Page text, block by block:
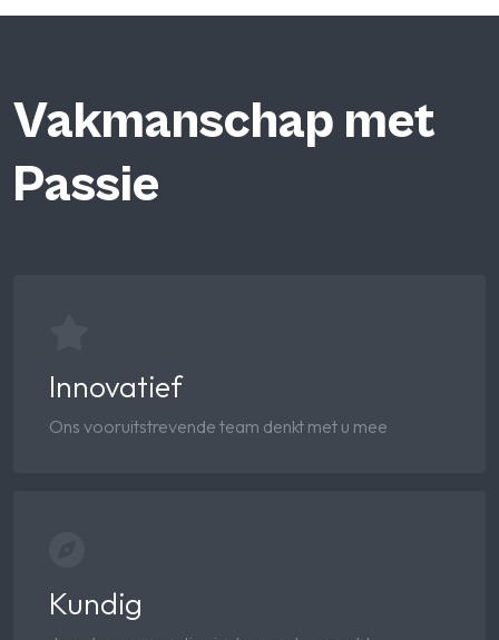
Vakmanschap met
Passie
Innovatief
Ons vooruitstrevende team denkt met u mee
Kundig